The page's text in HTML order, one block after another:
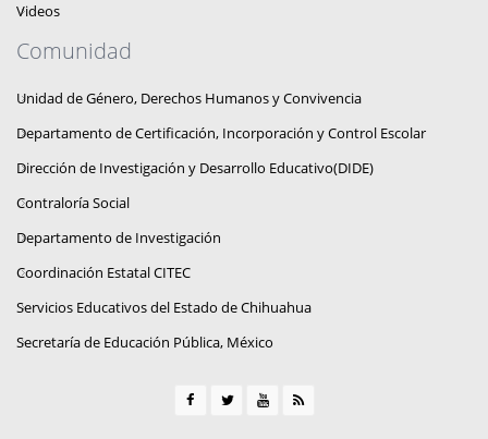
Videos
Comunidad
Unidad de Género, Derechos Humanos y Convivencia
Departamento de Certificación, Incorporación y Control Escolar
Dirección de Investigación y Desarrollo Educativo(DIDE)
Contraloría Social
Departamento de Investigación
Coordinación Estatal CITEC
Servicios Educativos del Estado de Chihuahua
Secretaría de Educación Pública, México